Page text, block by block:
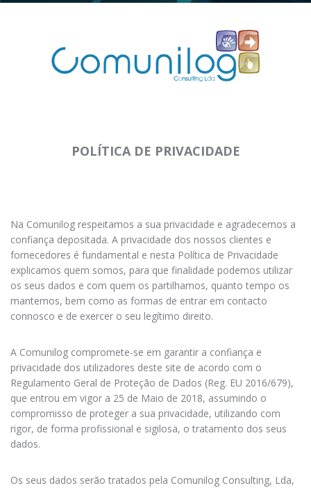
POLÍTICA DE PRIVACIDADE
Na Comunilog respeitamos a sua privacidade e agradecemos a
confiança depositada. A privacidade dos nossos clientes e
fornecedores é fundamental e nesta Política de Privacidade
explicamos quem somos, para que finalidade podemos utilizar
os seus dados e com quem os partilhamos, quanto tempo os
mantemos, bem como as formas de entrar em contacto
connosco e de exercer o seu legítimo direito.
A Comunilog compromete-se em garantir a confiança e
privacidade dos utilizadores deste site de acordo com o
Regulamento Geral de Proteção de Dados (Reg. EU 2016/679),
que entrou em vigor a 25 de Maio de 2018, assumindo o
compromisso de proteger a sua privacidade, utilizando com
rigor, de forma profissional e sigilosa, o tratamento dos seus
dados.
Os seus dados serão tratados pela Comunilog Consulting, Lda,